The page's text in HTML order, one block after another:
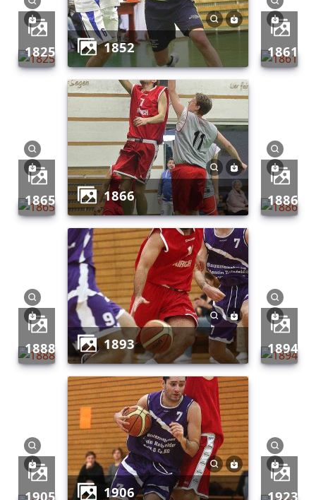
1825 1852 1861
1865 1866 1886
1888 1893 1894
1905 1906 1923